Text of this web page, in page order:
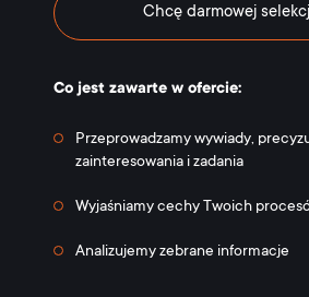
Chcę darmowej
Co jest zawarte w ofercie:
Przeprowadzamy wywiady,
zainteresowania i zadania
Wyjaśniamy cechy Twoich
Analizujemy zebrane informacje